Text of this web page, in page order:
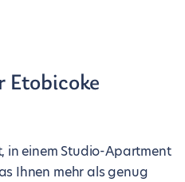
Etobicoke
in einem Studio-Apartment
Ihnen mehr als genug